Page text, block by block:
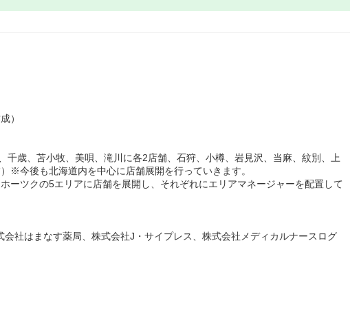
）
千歳、苫小牧、美唄、滝川に各2店舗、石狩、小樽、岩見沢、当麻、紋別、上
※今後も北海道内を中心に店舗展開を行っていきます。
ーツクの5エリアに店舗を展開し、それぞれにエリアマネージャーを配置して
社はまなす薬局、株式会社J・サイプレス、株式会社メディカルナースログ